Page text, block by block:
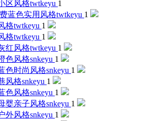
区风格twtkeyu 1
蓝色实用风格twtkeyu 1
格twtkeyu 1
格twtkeyu 1
红风格twtkeyu 1
色风格snkeyu 1
色时尚风格snkeyu 1
风格snkeyu 1
色风格snkeyu 1
婴亲子风格snkeyu 1
外风格snkeyu 1